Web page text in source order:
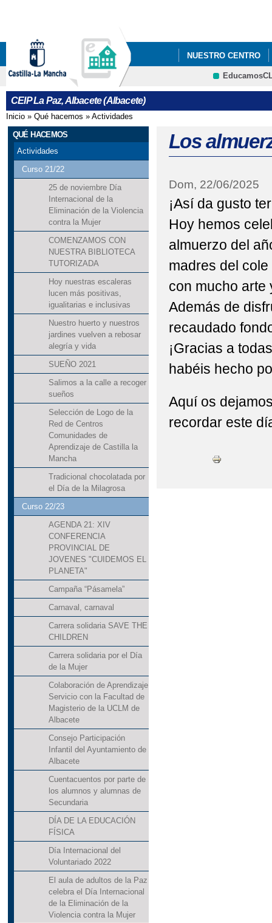
NUESTRO CENTRO
ERASMUS +
CEIP La Paz, Albacete (Albacete)
Se encuentra usted aquí
Inicio » Qué hacemos » Actividades
QUÉ HACEMOS
Actividades
Curso 21/22
25 de noviembre Día
Internacional de la
Eliminación de la Violencia
contra la Mujer
COMENZAMOS CON
NUESTRA BIBLIOTECA
TUTORIZADA
Hoy nuestras escaleras
lucen más positivas,
igualitarias e inclusivas
Nuestro huerto y nuestros
jardines vuelven a rebosar
alegría y vida
SUEÑO 2021
Salimos a la calle a recoger
sueños
Selección de Logo de la
Red de Centros
Comunidades de
Aprendizaje de Castilla la
Mancha
Tradicional chocolatada por
el Día de la Milagrosa
Curso 22/23
AGENDA 21: XIV
CONFERENCIA
PROVINCIAL DE
JOVENES "CUIDEMOS EL
PLANETA"
Campaña “Pásamela”
Carnaval, carnaval
Carrera solidaria SAVE THE
CHILDREN
Carrera solidaria por el Día
de la Mujer
Colaboración de Aprendizaje
Servicio con la Facultad de
Magisterio de la UCLM de
Albacete
Consejo Participación
Infantil del Ayuntamiento de
Albacete
Cuentacuentos por parte de
los alumnos y alumnas de
Secundaria
DÍA DE LA EDUCACIÓN
FÍSICA
Día Internacional del
Voluntariado 2022
El aula de adultos de la Paz
celebra el Día Internacional
de la Eliminación de la
Violencia contra la Mujer
Los
Dom, 22/06/2025
¡Así da gusto
Hoy hemos
almuerzo del
madres del
con mucho
Además de
recaudado
¡Gracias a
habéis hecho
Aquí os
recordar este